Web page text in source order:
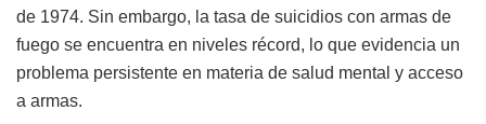
de 1974. Sin embargo, la tasa de suicidios con armas de
fuego se encuentra en niveles récord, lo que evidencia un
problema persistente en materia de salud mental y acceso
a armas.